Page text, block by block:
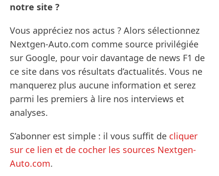
notre site ?
Vous appréciez nos actus ? Alors sélectionnez
Nextgen-Auto.com comme source privilégiée
sur Google, pour voir davantage de news F1 de
ce site dans vos résultats d’actualités. Vous ne
manquerez plus aucune information et serez
parmi les premiers à lire nos interviews et
analyses.
S’abonner est simple : il vous suffit de cliquer
sur ce lien et de cocher les sources Nextgen-
Auto.com.